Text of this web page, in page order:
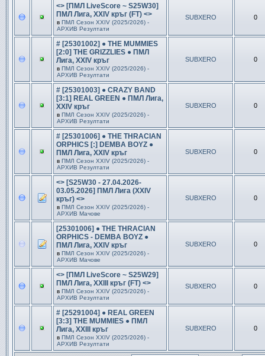
<> [ПМЛ LiveScore ~ S25W30]
ПМЛ Лига, XXIV кръг (FT) <>
в ПМЛ Сезон ХXIV (2025/2026) -
АРХИВ Резултати
SUBXERO 0
# [25301002] ● THE MUMMIES
[2:0] THE GRIZZLIES ● ПМЛ
Лига, XXIV кръг
в ПМЛ Сезон ХXIV (2025/2026) -
АРХИВ Резултати
SUBXERO 0
# [25301003] ● CRAZY BAND
[3:1] REAL GREEN ● ПМЛ Лига,
XXIV кръг
в ПМЛ Сезон ХXIV (2025/2026) -
АРХИВ Резултати
SUBXERO 0
# [25301006] ● THE THRACIAN
ORPHICS [:] DEMBA BOYZ ●
ПМЛ Лига, XXIV кръг
в ПМЛ Сезон ХXIV (2025/2026) -
АРХИВ Резултати
SUBXERO 0
<> [S25W30 - 27.04.2026-
03.05.2026] ПМЛ Лига (XXIV
кръг) <>
в ПМЛ Сезон ХXIV (2025/2026) -
АРХИВ Мачове
SUBXERO 0
[25301006] ● THE THRACIAN
ORPHICS - DEMBA BOYZ ●
ПМЛ Лига, XXIV кръг
в ПМЛ Сезон ХXIV (2025/2026) -
АРХИВ Мачове
SUBXERO 0
<> [ПМЛ LiveScore ~ S25W29]
ПМЛ Лига, XXIII кръг (FT) <>
в ПМЛ Сезон ХXIV (2025/2026) -
АРХИВ Резултати
SUBXERO 0
# [25291004] ● REAL GREEN
[3:3] THE MUMMIES ● ПМЛ
Лига, XXIII кръг
в ПМЛ Сезон ХXIV (2025/2026) -
АРХИВ Резултати
SUBXERO 0